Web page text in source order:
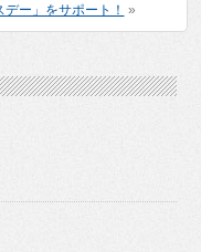
ー」をサポート！ »